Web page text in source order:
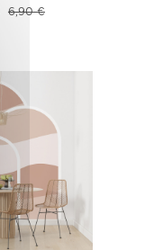
6,90 €